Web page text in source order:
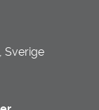
Sverige